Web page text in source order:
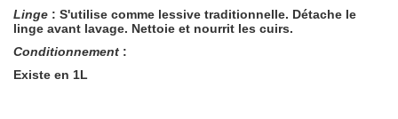
Linge : S'utilise comme lessive traditionnelle. Détache le
linge avant lavage. Nettoie et nourrit les cuirs.
Conditionnement :
Existe en 1L